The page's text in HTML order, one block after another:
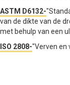
ASTM D6132-
van de dikte van de
met behulp van een
ISO 2808-"Verven en